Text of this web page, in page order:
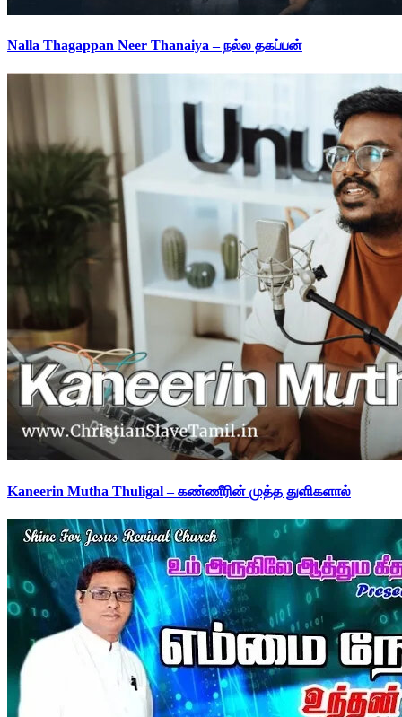
Nalla Thagappan Neer Thanaiya – நல்ல தகப்பன்
Kaneerin Mutha Thuligal – கண்ணீரின் முத்த துளிகளால்